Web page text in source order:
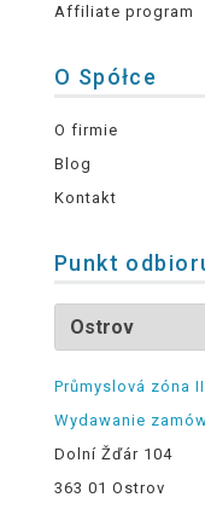
Affiliate program
O Spółce
O firmie
Blog
Kontakt
Punkt
Průmyslová zóna
Wydawanie
Dolní Žďár 104
363 01 Ostrov